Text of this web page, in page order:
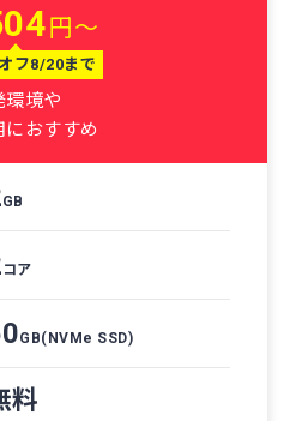
円～
フ8/20まで
環境や
におすすめ
GB
コア
GB(NVMe SSD)
料